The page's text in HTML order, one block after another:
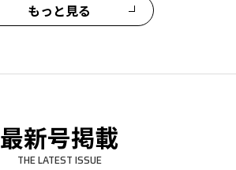
もっと見る
最新号掲載
THE LATEST ISSUE